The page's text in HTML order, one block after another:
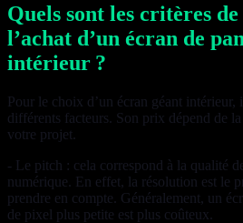
Quels sont les critères
l’achat d’un écran de
intérieur ?
Pour le choix d’un écran géant intérieur,
différents facteurs. Son prix dépend de
votre projet.
- Le pitch : cela correspond à la qualité
numérique. En effet, la résolution est le
prendre en compte. Généralement, un
de pixel plus petite est plus coûteux.